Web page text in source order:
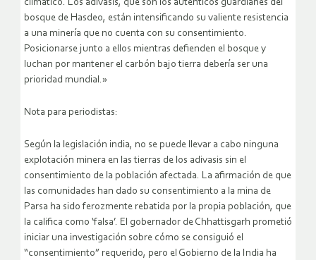
climático. Los adivasis, que son los auténticos guardianes del
bosque de Hasdeo, están intensificando su valiente resistencia
a una minería que no cuenta con su consentimiento.
Posicionarse junto a ellos mientras defienden el bosque y
luchan por mantener el carbón bajo tierra debería ser una
prioridad mundial.»
Nota para periodistas:
Según la legislación india, no se puede llevar a cabo ninguna
explotación minera en las tierras de los adivasis sin el
consentimiento de la población afectada. La afirmación de que
las comunidades han dado su consentimiento a la mina de
Parsa ha sido ferozmente rebatida por la propia población, que
la califica como ‘falsa’. El gobernador de Chhattisgarh prometió
iniciar una investigación sobre cómo se consiguió el
“consentimiento” requerido, pero el Gobierno de la India ha